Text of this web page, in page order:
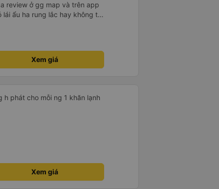
review ở gg map và trên app
ẩu ha rung lắc hay không thì
Xem giá
h phát cho mỗi ng 1 khăn lạnh
Xem giá